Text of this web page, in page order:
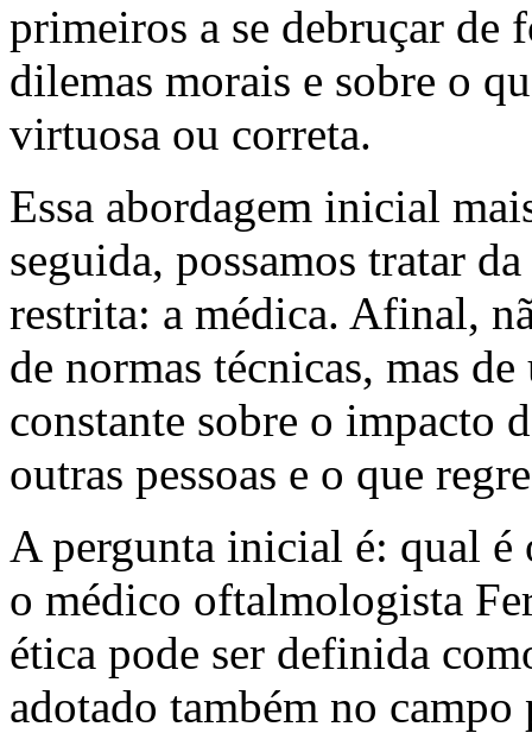
primeiros a se debruçar de
dilemas morais e sobre o
virtuosa ou correta.
Essa abordagem inicial
seguida, possamos tratar
restrita: a médica. Afinal,
de normas técnicas, mas
constante sobre o impacto
outras pessoas e o que
A pergunta inicial é: qual é
o médico oftalmologista
ética pode ser definida
adotado também no